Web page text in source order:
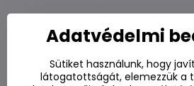
Tom Kha leves mix
Készleten
1770 Ft
Adatvédelmi
Sütiket használunk, hogy
látogatottságát, elemezzük a